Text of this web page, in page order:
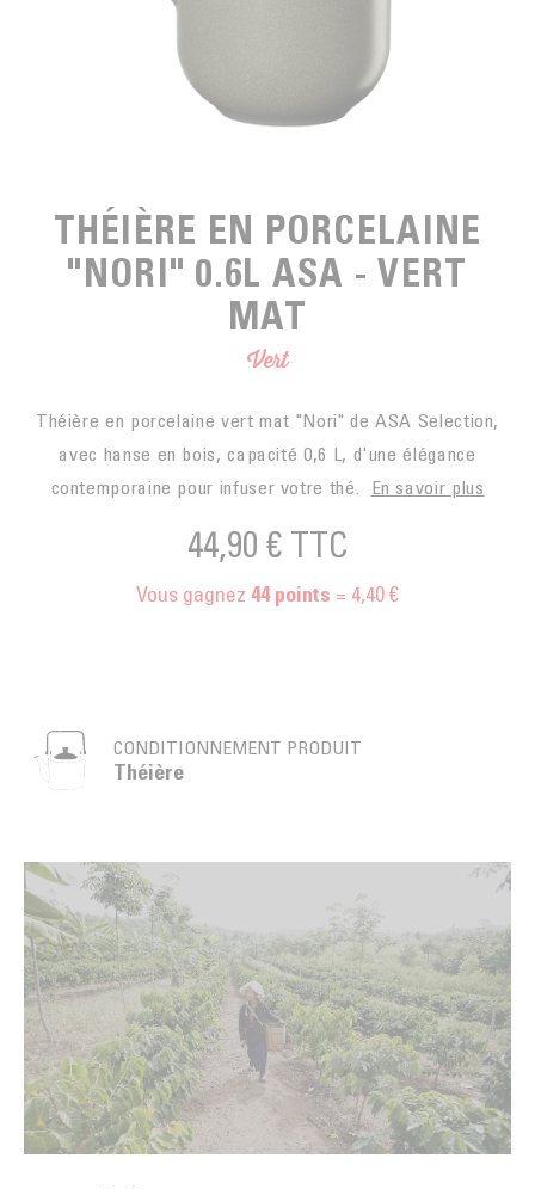
ACCESSOIRES POUR LE THÉ
THÉIÈRES
NOS VALEURS
FORMATION
THÉIÈRE EN PORCELAINE
"NORI" 0.6L ASA - VERT
MAT
Vert
Théière en porcelaine vert mat "Nori" de ASA Selection,
avec hanse en bois, capacité 0,6 L, d'une élégance
contemporaine pour infuser votre thé. En savoir plus
44,90 € TTC
Vous gagnez 44points = 4,40 €
CONDITIONNEMENT PRODUIT
Théière